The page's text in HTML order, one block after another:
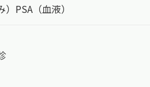
PSA（血液）